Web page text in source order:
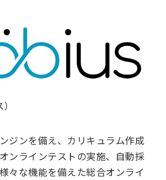
ジンを備え、カリキュラム作成
ンラインテストの実施、自動採
々な機能を備えた総合オンライ